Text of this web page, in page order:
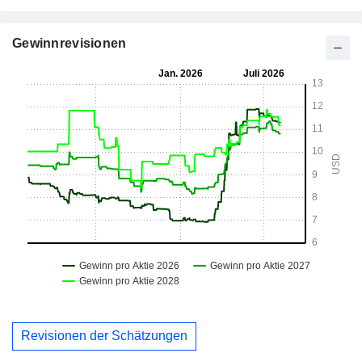
Gewinnrevisionen
Revisionen der Schätzungen